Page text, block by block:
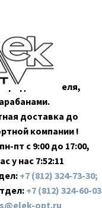
продажа кабеля,
доставка до
компании !
пт с 9:00 до 17:00,
у нас7:52:12
+7 (812) 324-73-30;
+7 (812) 324-60-03
opt.ru